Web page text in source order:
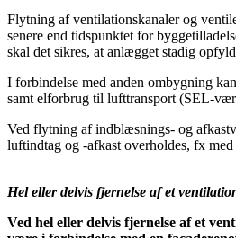
Flytning af ventilationskanaler og
senere end tidspunktet for
skal det sikres, at anlægget stadig
I forbindelse med anden ombygning
samt elforbrug til lufttransport (SEL-
Ved flytning af indblæsnings- og
luftindtag og -afkast overholdes, fx
Hel eller delvis fjernelse af et
Ved hel eller delvis fjernelse af et